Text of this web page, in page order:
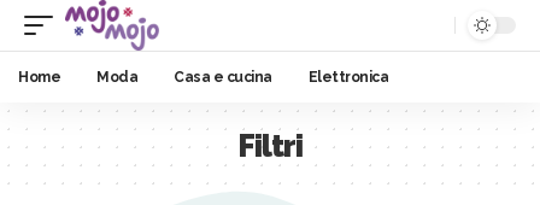
Home Moda Casa e cucina Elettronica
Filtri